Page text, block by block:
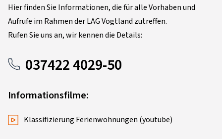
Hinweise + Unterlagen:
Hier finden Sie Informationen, die für alle Vorhaben und
Aufrufe im Rahmen der LAG Vogtland zutreffen.
Rufen Sie uns an, wir kennen die Details:
037422 4029-50